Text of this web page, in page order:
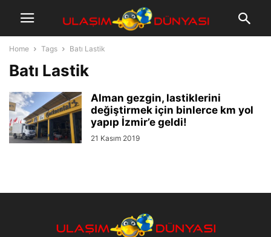
Home Tags Batı Lastik
Batı Lastik
Alman gezgin, lastiklerini
değiştirmek için binlerce km yol
yapıp İzmir’e geldi!
21 Kasım 2019